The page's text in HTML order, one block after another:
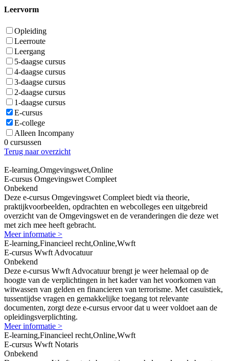
Leervorm
Opleiding
Leerroute
Leergang
5-daagse cursus
4-daagse cursus
3-daagse cursus
2-daagse cursus
1-daagse cursus
E-cursus
E-college
Alleen Incompany
0 cursussen
Terug naar overzicht
E-learning,Omgevingswet,Online
E-cursus Omgevingswet Compleet
Onbekend
Deze e-cursus Omgevingswet Compleet biedt via theorie,
praktijkvoorbeelden, opdrachten en webcolleges een uitgebreid
overzicht van de Omgevingswet en de veranderingen die deze wet
met zich mee heeft gebracht.
Meer informatie >
E-learning,Financieel recht,Online,Wwft
E-cursus Wwft Advocatuur
Onbekend
Deze e-cursus Wwft Advocatuur brengt je weer helemaal op de
hoogte van de verplichtingen in het kader van het voorkomen van
witwassen van gelden en financieren van terrorisme. Met casuïstiek,
tussentijdse vragen en gemakkelijke toegang tot relevante
documenten, zorgt deze e-cursus ervoor dat u weer voldoet aan de
opleidingsverplichting.
Meer informatie >
E-learning,Financieel recht,Online,Wwft
E-cursus Wwft Notaris
Onbekend